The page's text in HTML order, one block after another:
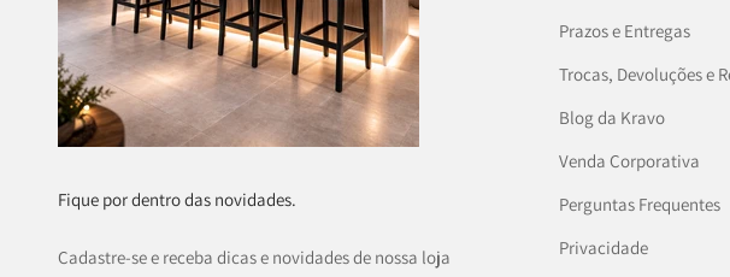
Fique por dentro das novidades.
Cadastre-se e receba dicas e novidades de nossa loja
Prazos e Entregas
Trocas, Devoluções e
Blog da Kravo
Venda Corporativa
Perguntas Frequentes
Privacidade